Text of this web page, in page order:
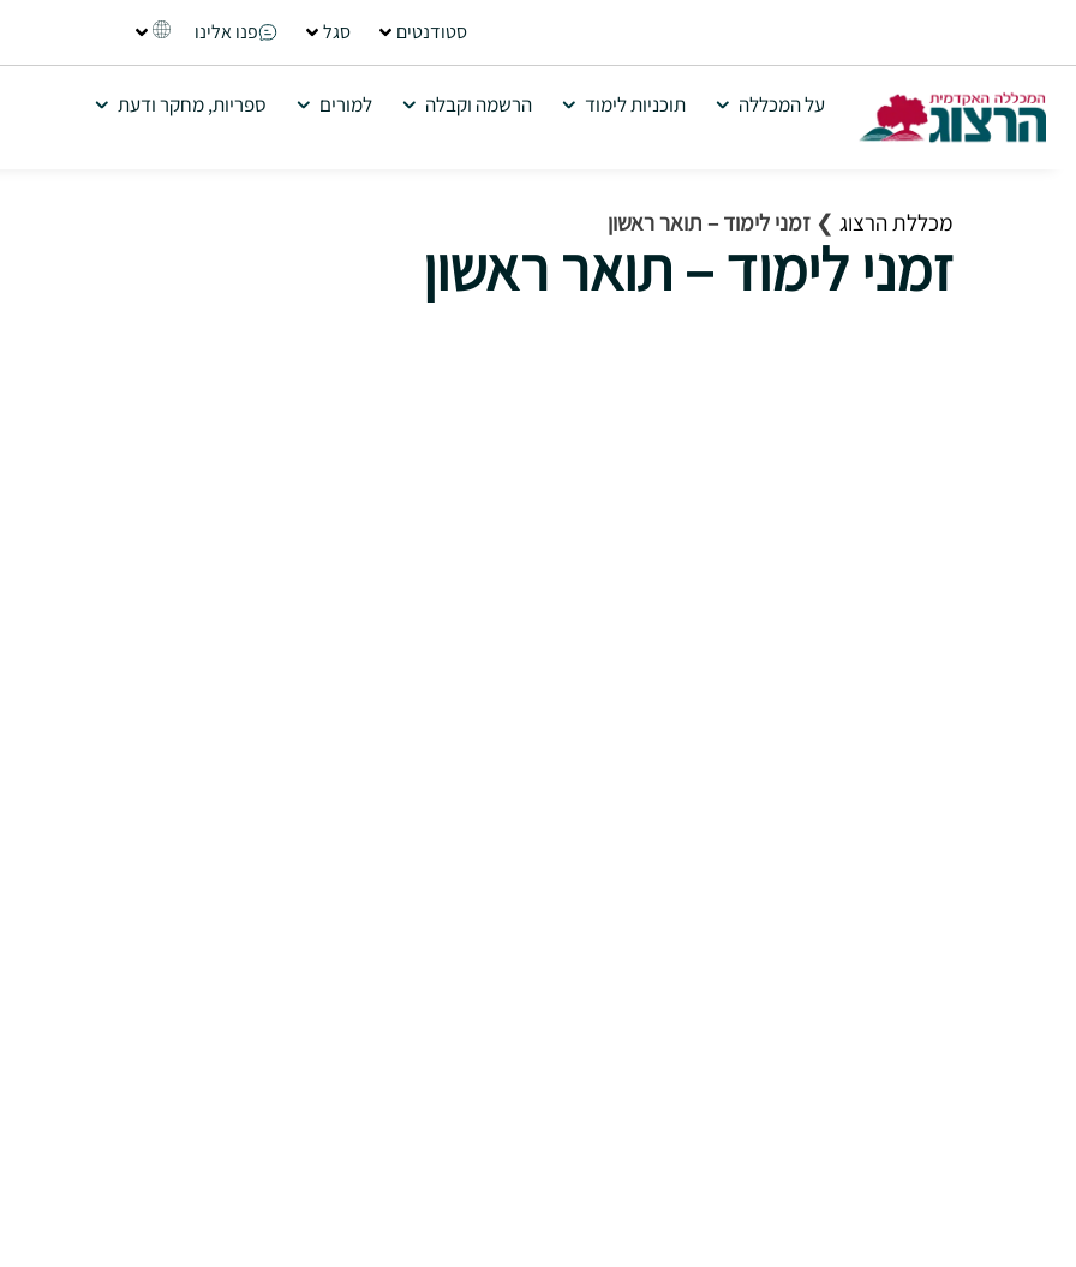
סטודנטים סגל פנו אלינו
על המכללה תוכניות לימוד הרשמה וקבלה למורים ספריות, מחקר ודעת
זמני לימוד – תואר ראשון
מכללת הרצוג ❯ זמני לימוד – תואר ראשון